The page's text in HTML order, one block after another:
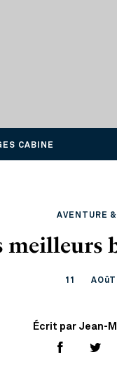
CABINE
AVENTURE
meilleurs
11
Écrit par Jean-